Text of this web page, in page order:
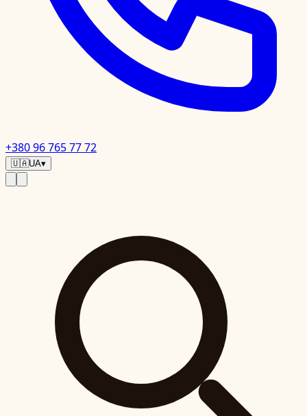
+380 96 765 77 72
🇺🇦UA▾